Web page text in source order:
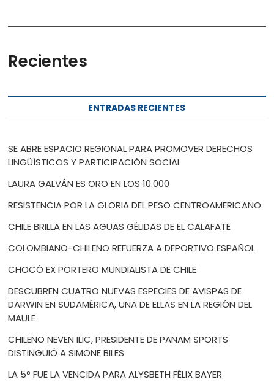
Recientes
ENTRADAS RECIENTES
SE ABRE ESPACIO REGIONAL PARA PROMOVER DERECHOS
LINGÜÍSTICOS Y PARTICIPACIÓN SOCIAL
LAURA GALVÁN ES ORO EN LOS 10.000
RESISTENCIA POR LA GLORIA DEL PESO CENTROAMERICANO
CHILE BRILLA EN LAS AGUAS GÉLIDAS DE EL CALAFATE
COLOMBIANO-CHILENO REFUERZA A DEPORTIVO ESPAÑOL
CHOCÓ EX PORTERO MUNDIALISTA DE CHILE
DESCUBREN CUATRO NUEVAS ESPECIES DE AVISPAS DE
DARWIN EN SUDAMÉRICA, UNA DE ELLAS EN LA REGIÓN DEL
MAULE
CHILENO NEVEN ILIC, PRESIDENTE DE PANAM SPORTS
DISTINGUIÓ A SIMONE BILES
LA 5° FUE LA VENCIDA PARA ALYSBETH FÉLIX BAYER